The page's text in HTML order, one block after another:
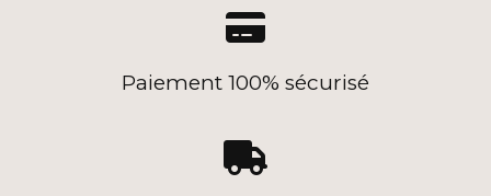

Paiement 100% sécurisé
